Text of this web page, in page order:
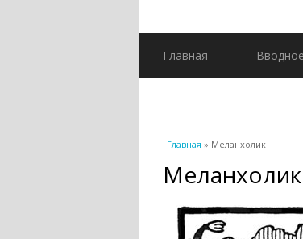
Главная
Вы здесь
Главная » Меланхолик
Меланхолик